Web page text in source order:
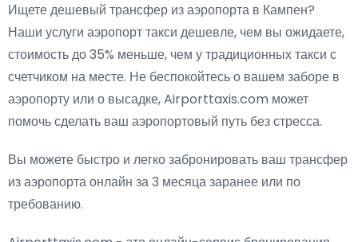
Ищете дешевый трансфер из аэропорта в Кампен?
Наши услуги аэропорт такси дешевле, чем вы ожидаете,
стоимость до 35% меньше, чем у традиционных такси с
счетчиком на месте. Не беспокойтесь о вашем заборе в
аэропорту или о высадке, Airporttaxis.com может
помочь сделать ваш аэропортовый путь без стресса.
Вы можете быстро и легко забронировать ваш трансфер
из аэропорта онлайн за 3 месяца заранее или по
требованию.